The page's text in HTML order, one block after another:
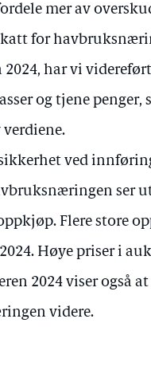
mer av
for
har vi
og tjene
verdiene.
ved
ser
Flere store
Høye priser i
2024 viser også
videre.